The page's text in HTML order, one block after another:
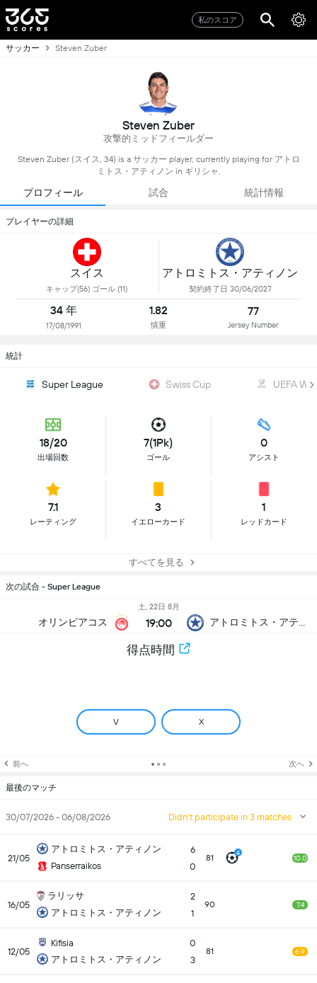
私のスコア
サッカー Steven Zuber
Steven Zuber
攻撃的ミッドフィールダー
Steven Zuber (スイス, 34) is a サッカー player, currently playing for アトロ
ミトス・アティノン in ギリシャ.
プロフィール 試合 統計情報
プレイヤーの詳細
スイス
キャップ(56) ゴール (11)
アトロミトス・アティノン
契約終了日 30/06/2027
34 年
17/08/1991
1.82
慎重
77
Jersey Number
統計
Super League Swiss Cup UEFA
18/20
出場回数
7(1Pk)
ゴール
0
アシスト
7.1
レーティング
3
イエローカード
1
レッドカード
すべてを見る
次の試合 - Super League
オリンピアコス
土, 22日 8月
19:00
得点時間
V X
前へ 次へ
最後のマッチ
30/07/2026 - 06/08/2026 Didn't participate in 3 matches
21/05
アトロミトス・アティノン
Panserraikos
6
0
81 4
10.0
16/05
ラリッサ
アトロミトス・アティノン
2
1
90 7.4
12/05
Kifisia
アトロミトス・アティノン
0
3
81 6.9